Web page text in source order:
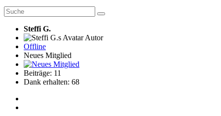
Steffi G.
Autor
Offline
Neues Mitglied
Beiträge: 11
Dank erhalten: 68